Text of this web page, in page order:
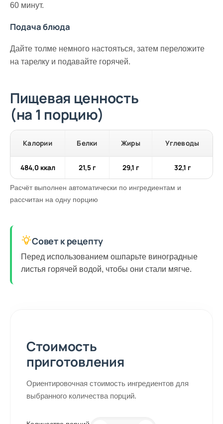
60 минут.
Подача блюда
Дайте толме немного настояться, затем переложите
на тарелку и подавайте горячей.
Пищевая ценность
(на 1 порцию)
Калории Белки Жиры Углеводы
484,0 ккал 21,5 г 29,1 г 32,1 г
Расчёт выполнен автоматически по ингредиентам и
рассчитан на одну порцию
Совет к рецепту
Перед использованием ошпарьте виноградные
листья горячей водой, чтобы они стали мягче.
Стоимость
приготовления
Ориентировочная стоимость ингредиентов для
выбранного количества порций.